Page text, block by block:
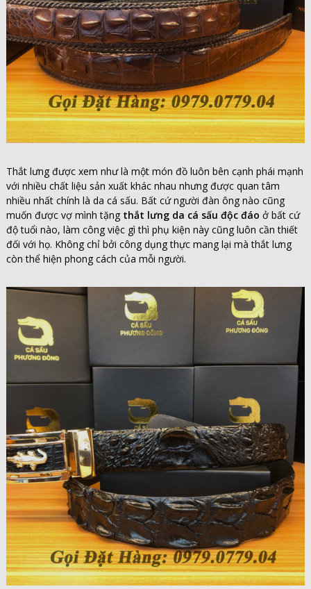
Thắt lưng được xem như là một món đồ luôn bên cạnh phái mạnh
với nhiều chất liệu sản xuất khác nhau nhưng được quan tâm
nhiều nhất chính là da cá sấu. Bất cứ người đàn ông nào cũng
muốn được vợ mình tặng thắt lưng da cá sấu độc đáo ở bất cứ
độ tuổi nào, làm công việc gì thì phụ kiện này cũng luôn cần thiết
đối với họ. Không chỉ bởi công dụng thực mang lại mà thắt lưng
còn thể hiện phong cách của mỗi người.